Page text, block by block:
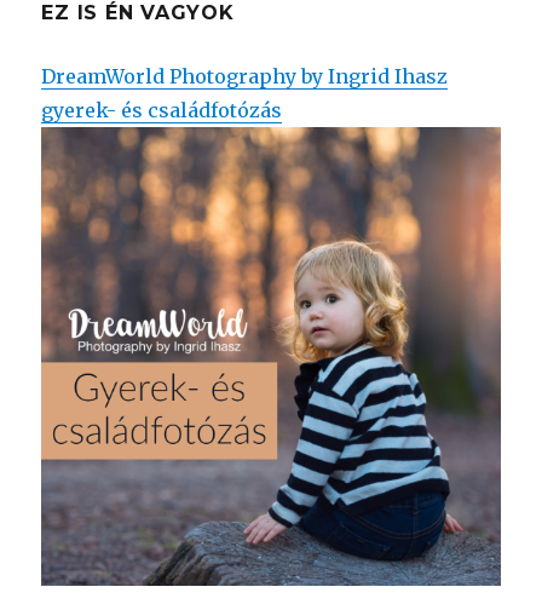
EZ IS ÉN VAGYOK
DreamWorld Photography by Ingrid Ihasz
gyerek- és családfotózás